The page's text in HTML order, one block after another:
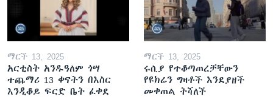
ማርች 13, 2025
አርቲስት አንዱዓለም ጎሣ
ተጨማሪ 13 ቀናትን በእስር
እንዲቆይ ፍርድ ቤት ፈቀደ
ማርች 13, 2025
ሩሲያ የተቆጣጠረቻቸውን
የዩክሬን ግዛቶች እንደያዘች
መቀጠል ትሻለች